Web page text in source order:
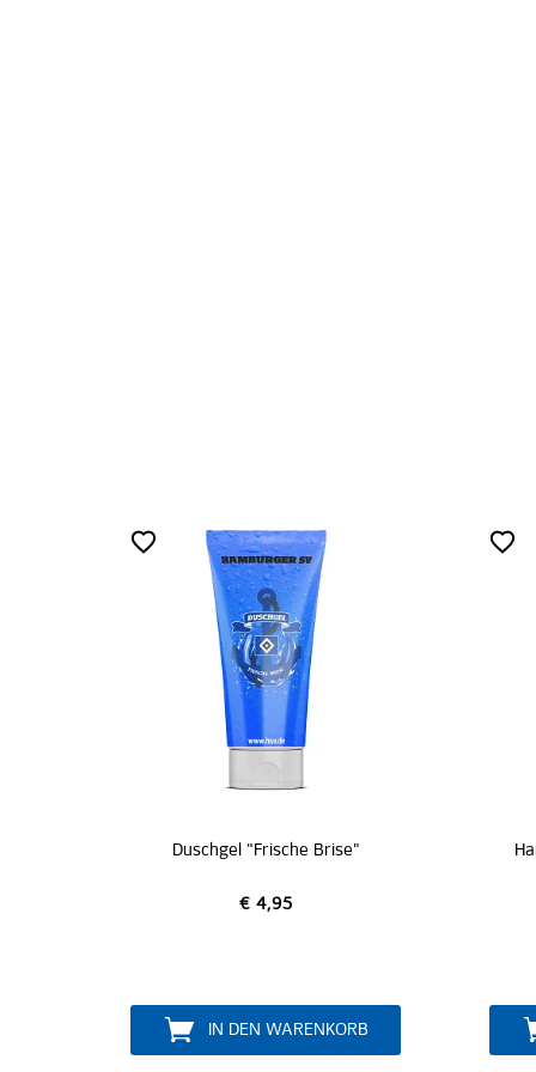
Duschgel "Frische Brise"
€ 4,95
IN DEN WARENKORB